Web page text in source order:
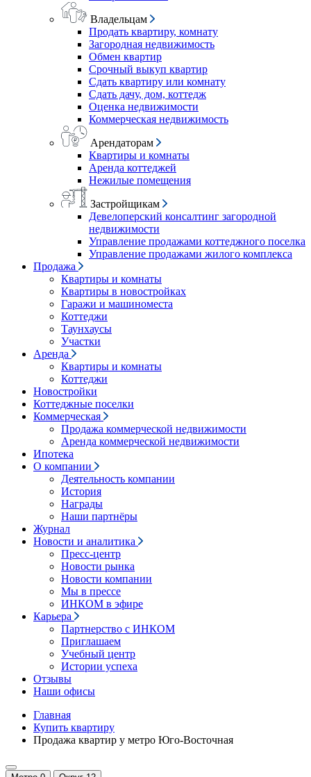
Владельцам
Продать квартиру, комнату
Загородная недвижимость
Обмен квартир
Срочный выкуп квартир
Сдать квартиру или комнату
Сдать дачу, дом, коттедж
Оценка недвижимости
Коммерческая недвижимость
Арендаторам
Квартиры и комнаты
Аренда коттеджей
Нежилые помещения
Застройщикам
Девелоперский консалтинг загородной
недвижимости
Управление продажами коттеджного поселка
Управление продажами жилого комплекса
Продажа
Квартиры и комнаты
Квартиры в новостройках
Гаражи и машиноместа
Коттеджи
Таунхаусы
Участки
Аренда
Квартиры и комнаты
Коттеджи
Новостройки
Коттеджные поселки
Коммерческая
Продажа коммерческой недвижимости
Аренда коммерческой недвижимости
Ипотека
О компании
Деятельность компании
История
Награды
Наши партнёры
Журнал
Новости и аналитика
Пресс-центр
Новости рынка
Новости компании
Мы в прессе
ИНКОМ в эфире
Карьера
Партнерство с ИНКОМ
Приглашаем
Учебный центр
Истории успеха
Отзывы
Наши офисы
Главная
Купить квартиру
Продажа квартир у метро Юго-Восточная